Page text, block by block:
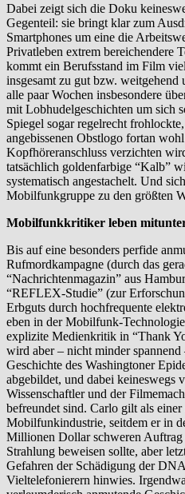
Dabei zeigt sich die Doku
Gegenteil: sie bringt klar zum
Smartphones um eine die
Privatleben extrem bereichendere
kommt ein Berufsstand im Film
insgesamt zu gut bzw. weitgehend
alle paar Wochen insbesondere
mit Lobhudelgeschichten um sich
Spiegel sogar regelrecht
angebissenen Obstlogo fortan
Kopfhöreranschluss verzichten
tatsächlich goldenfarbige “Kalb”
systematisch angestachelt. Und
Mobilfunkgruppe zu den größten
Mobilfunkkritiker leben
Bis auf eine besonders perfide
Rufmordkampagne (durch das
“Nachrichtenmagazin” aus
“REFLEX-Studie” (zur
Erbguts durch hochfrequente
eben in der Mobilfunk-
explizite Medienkritik in “Thank
wird aber – nicht minder
Geschichte des Washingtoner
abgebildet, und dabei keineswegs
Wissenschaftler und der
befreundet sind. Carlo gilt als einer
Mobilfunkindustrie, seitdem er in
Millionen Dollar schweren
Strahlung beweisen sollte, aber
Gefahren der Schädigung der
Vieltelefonierern hinwies.